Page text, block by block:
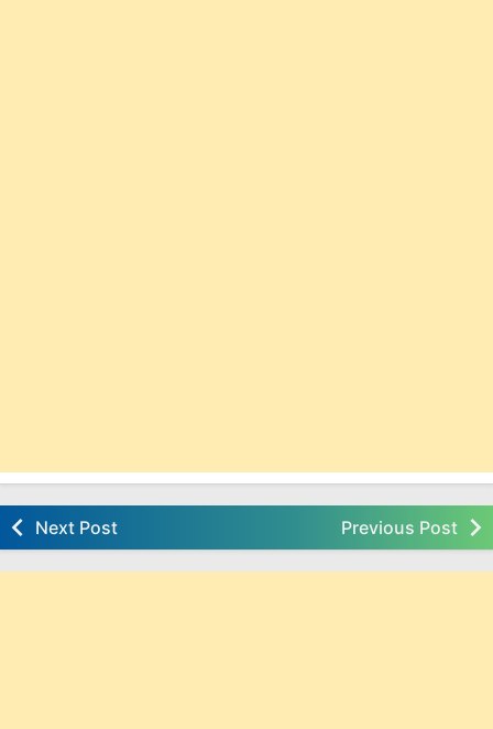
Next Post Previous Post